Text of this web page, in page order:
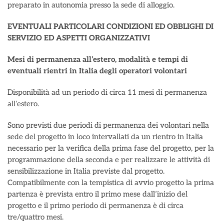
preparato in autonomia presso la sede di alloggio.
EVENTUALI PARTICOLARI CONDIZIONI ED OBBLIGHI DI
SERVIZIO ED ASPETTI ORGANIZZATIVI
Mesi di permanenza all’estero, modalità e tempi di
eventuali rientri in Italia degli operatori volontari
Disponibilità ad un periodo di circa 11 mesi di permanenza
all’estero.
Sono previsti due periodi di permanenza dei volontari nella
sede del progetto in loco intervallati da un rientro in Italia
necessario per la verifica della prima fase del progetto, per la
programmazione della seconda e per realizzare le attività di
sensibilizzazione in Italia previste dal progetto.
Compatibilmente con la tempistica di avvio progetto la prima
partenza è prevista entro il primo mese dall’inizio del
progetto e il primo periodo di permanenza è di circa
tre/quattro mesi.